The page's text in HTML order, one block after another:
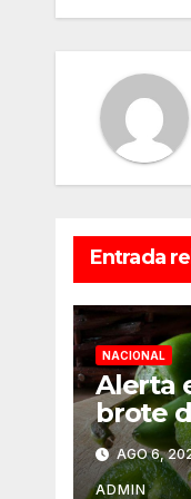
Entrada
NACIONAL
Alerta
brote
ligado
AGO 6,
ADMIN